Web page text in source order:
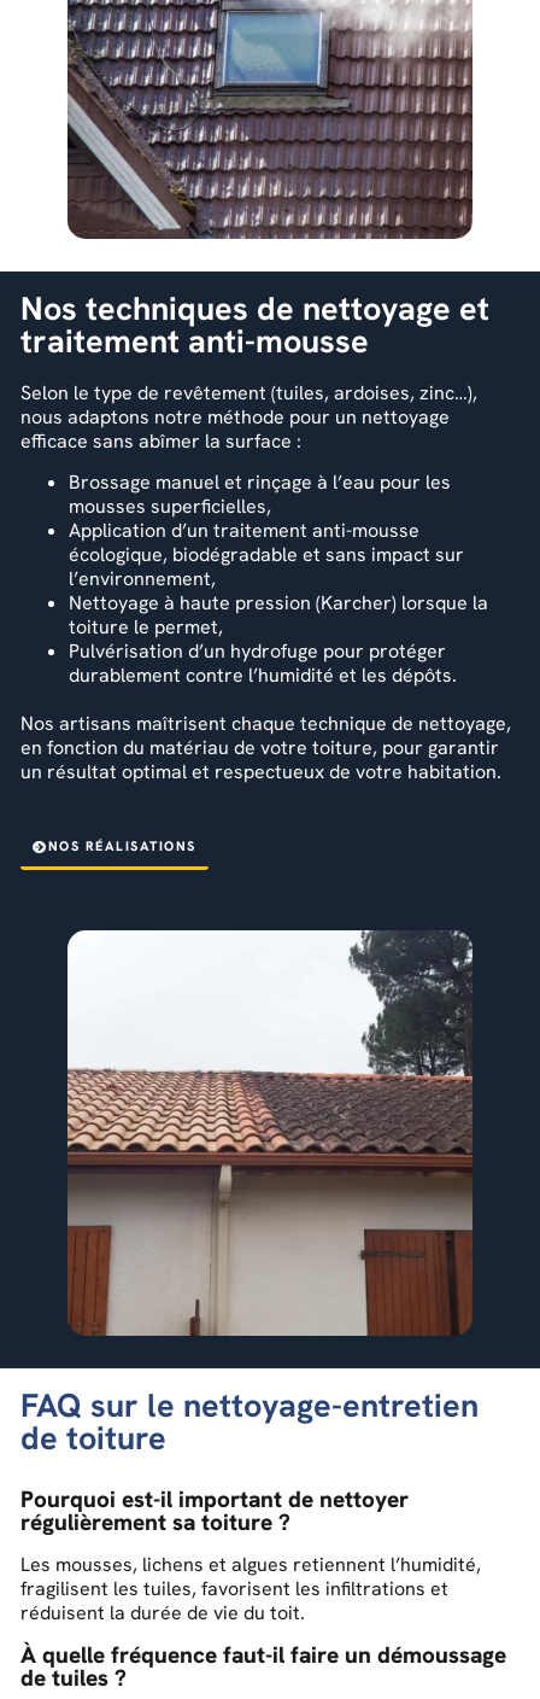
Nos techniques de nettoyage et
traitement anti-mousse
Selon le type de revêtement (tuiles, ardoises, zinc…),
nous adaptons notre méthode pour un nettoyage
efficace sans abîmer la surface :
Brossage manuel et rinçage à l’eau pour les
mousses superficielles,
Application d’un traitement anti-mousse
écologique, biodégradable et sans impact sur
l’environnement,
Nettoyage à haute pression (Karcher) lorsque la
toiture le permet,
Pulvérisation d’un hydrofuge pour protéger
durablement contre l’humidité et les dépôts.
Nos artisans maîtrisent chaque technique de nettoyage,
en fonction du matériau de votre toiture, pour garantir
un résultat optimal et respectueux de votre habitation.
NOS RÉALISATIONS
FAQ sur le nettoyage-entretien
de toiture
Pourquoi est-il important de nettoyer
régulièrement sa toiture ?
Les mousses, lichens et algues retiennent l’humidité,
fragilisent les tuiles, favorisent les infiltrations et
réduisent la durée de vie du toit.
À quelle fréquence faut-il faire un démoussage
de tuiles ?